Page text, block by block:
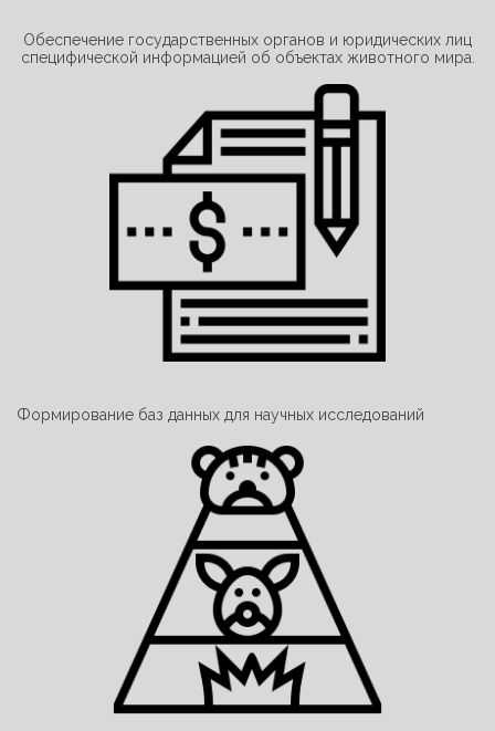
Обеспечение государственных органов и юридических лиц
специфической информацией об объектах животного мира.
Формирование баз данных для научных исследований